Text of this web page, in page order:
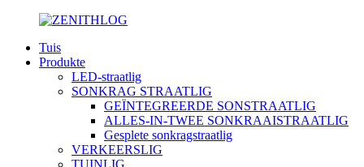
Tuis
Produkte
LED-straatlig
SONKRAG STRAATLIG
GEÏNTEGREERDE SONSTRAATLIG
ALLES-IN-TWEE SONKRAAISTRAATLIG
Gesplete sonkragstraatlig
VERKEERSLIG
TUINLIG